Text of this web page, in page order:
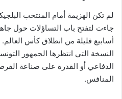
لم تكن الهزيمة أمام المنتخب
جاءت لتفتح باب التساؤلات حول
أسابيع قليلة من انطلاق كأس
النسخة التي انتظرها الجمهور
الدفاعي أو القدرة على صناعة
المنافس.